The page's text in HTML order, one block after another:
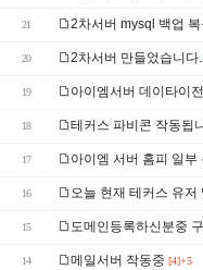
21 2차서버 mysql 백업 복
20 2차서버 만들었습니다.
19 아이엠서버 데이타이
18 테커스 파비콘 작동됩
17 아이엠 서버 홈피 일부
16 오늘 현재 테커스 유저
15 도메인등록하신분중
14 메일서버 작동중 [4]+5